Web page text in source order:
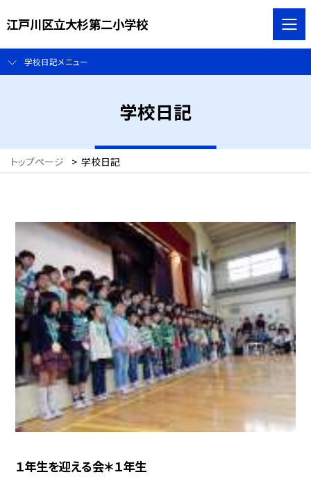
江戸川区立大杉第二小学校
学校日記メニュー
学校日記
トップページ > 学校日記
１年生を迎える会＊１年生